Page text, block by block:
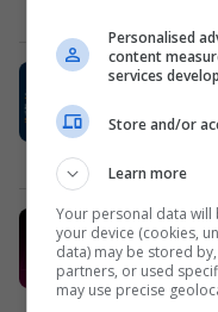
në
Personalised
content
services
Store and/or
Learn more
Your personal data
your device (cookies,
data) may be stored
partners, or used
may use precise